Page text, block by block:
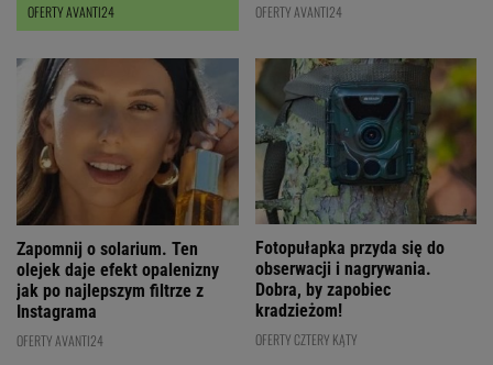
OFERTY AVANTI24 OFERTY AVANTI24
Zapomnij o solarium. Ten
olejek daje efekt opalenizny
jak po najlepszym filtrze z
Instagrama
OFERTY AVANTI24
Fotopułapka przyda się do
obserwacji i nagrywania.
Dobra, by zapobiec
kradzieżom!
OFERTY CZTERY KĄTY